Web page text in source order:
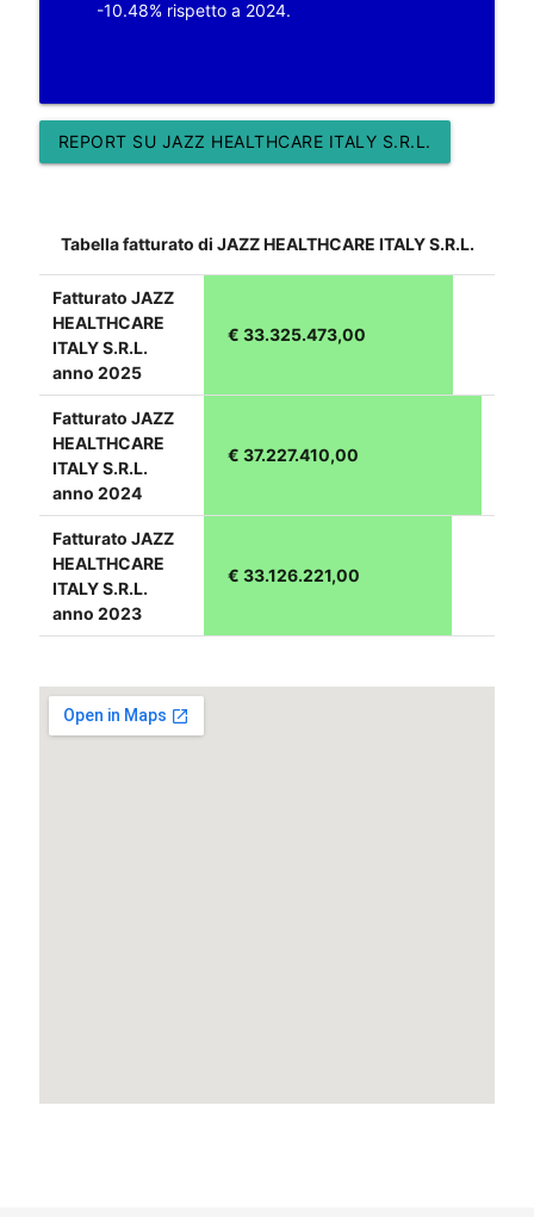
-10.48% rispetto a 2024.
REPORT SU JAZZ HEALTHCARE ITALY S.R.L.
Tabella fatturato di JAZZ HEALTHCARE ITALY S.R.L.
Fatturato JAZZ
HEALTHCARE
ITALY S.R.L.
anno 2025
€ 33.325.473,00
Fatturato JAZZ
HEALTHCARE
ITALY S.R.L.
anno 2024
€ 37.227.410,00
Fatturato JAZZ
HEALTHCARE
ITALY S.R.L.
anno 2023
€ 33.126.221,00